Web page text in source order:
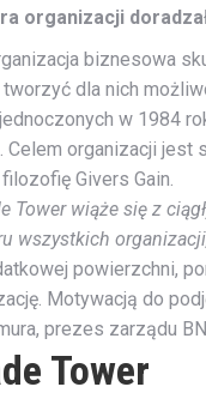
organizacji
biznesowa
dla nich
w 1984
Celem organizacji
Givers Gain.
Tower wiąże się z
wszystkich
powierzchni,
Motywacją do
prezes zarządu
Tower